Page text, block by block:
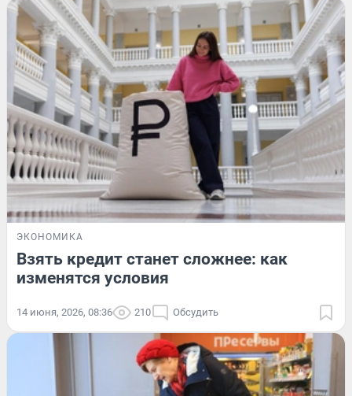
ЭКОНОМИКА
Взять кредит станет сложнее: как
изменятся условия
14 июня, 2026, 08:36 210 Обсудить